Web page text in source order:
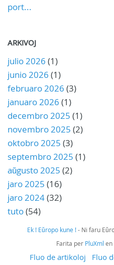
port...
ARKIVOJ
julio 2026 (1)
junio 2026 (1)
februaro 2026 (3)
januaro 2026 (1)
decembro 2025 (1)
novembro 2025 (2)
oktobro 2025 (3)
septembro 2025 (1)
aŭgusto 2025 (2)
jaro 2025 (16)
jaro 2024(32)
tuto(54)
Ek ! Eŭropo kune !- Ni faru
Farita per PluXml
Fluo de artikoloj Fluo